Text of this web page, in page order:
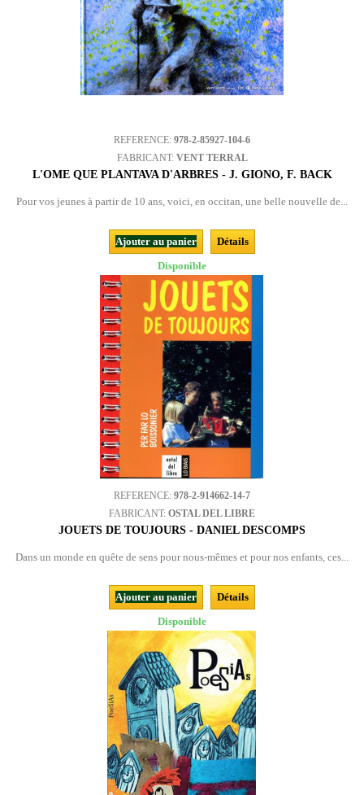
REFERENCE: 978-2-85927-104-6
FABRICANT: VENT TERRAL
L'OME QUE PLANTAVA D'ARBRES - J. GIONO, F. BACK
Pour vos jeunes à partir de 10 ans, voici, en occitan, une belle nouvelle de...
Ajouter au panier
Détails
Disponible
REFERENCE: 978-2-914662-14-7
FABRICANT: OSTAL DEL LIBRE
JOUETS DE TOUJOURS - DANIEL DESCOMPS
Dans un monde en quête de sens pour nous-mêmes et pour nos enfants, ces...
Ajouter au panier
Détails
Disponible